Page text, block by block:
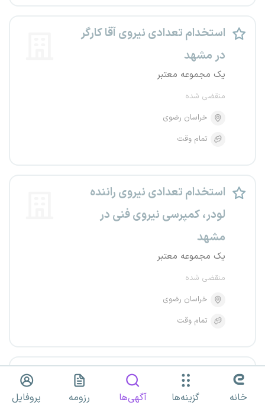
استخدام تعدادی نیروی آقا کارگر
در مشهد
یک مجموعه معتبر
منقضی شده
خراسان رضوی
تمام وقت
استخدام تعدادی نیروی راننده
لودر، کمپرسی نیروی فنی در
مشهد
یک مجموعه معتبر
منقضی شده
خراسان رضوی
تمام وقت
استخدام 2نفر نیروی جوشکار و
سوله ساز حرفه‌ای در زنجان
خانه گزینه‌ها آگهی‌ها رزومه پروفایل